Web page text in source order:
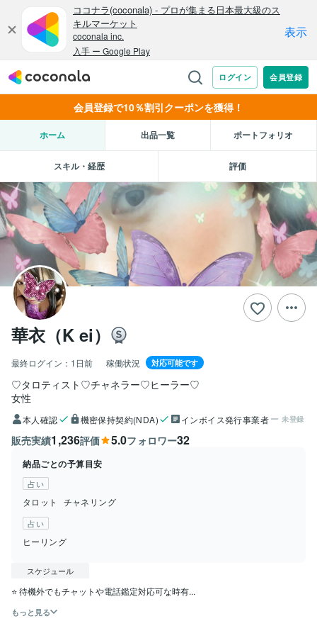
会員登録で10％割引クーポンを獲得！
ホーム 出品一覧 ポートフォリオ
スキル・経歴 評価
華衣（K ei）
最終ログイン： 1日前 稼働状況 対応可能です
♡タロティスト♡チャネラー♡ヒーラー♡
女性
本人確認 機密保持契約(NDA) インボイス発行事業者 未登録
販売実績1,236評価 5.0フォロワー32
納品ごとの予算目安
占い
タロット チャネリング
占い
ヒーリング
スケジュール
⭐️ 待機外でもチャットや電話鑑定対応可な時有...
もっと見る